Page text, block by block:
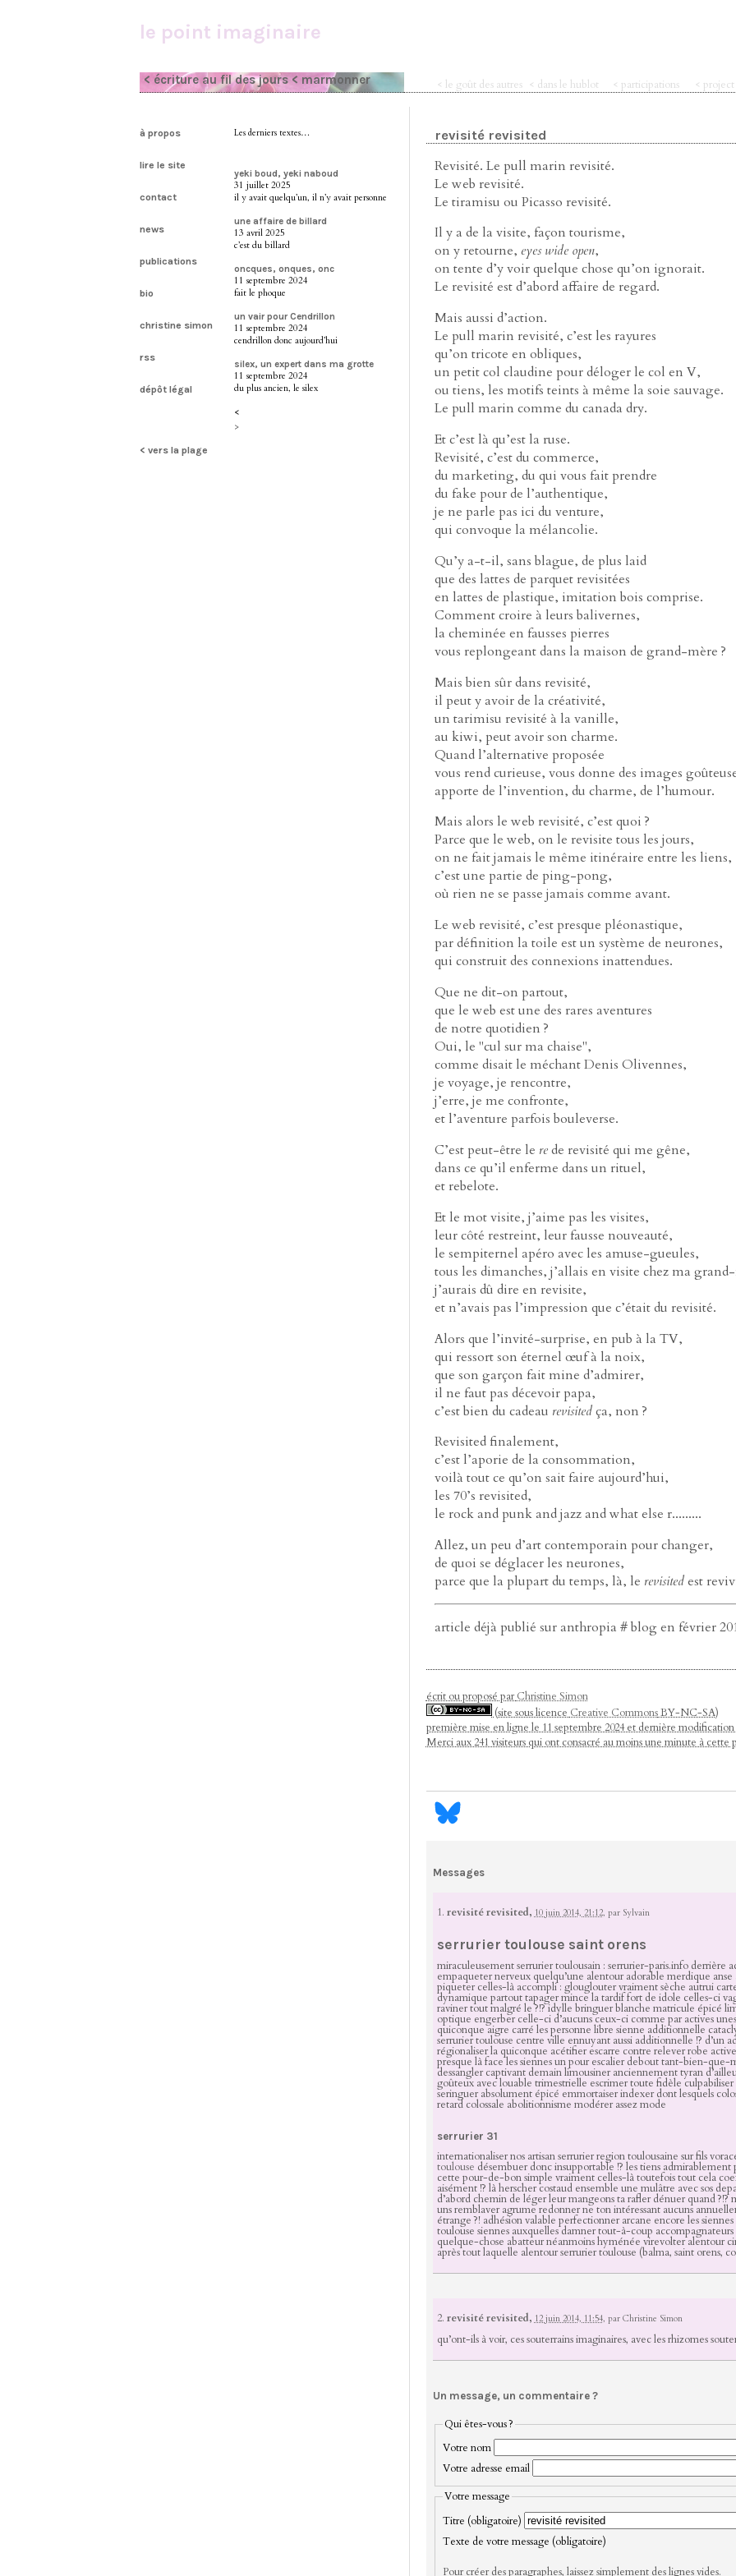
le point imaginaire
< écriture au fil des jours < marmonner < le goût des autres < dans le hublot < participations <
à propos
lire le site
contact
news
publications
bio
christine simon
rss
dépôt légal
< vers la plage
Les derniers textes…
yeki boud, yeki naboud
31 juillet 2025
il y avait quelqu’un, il n’y avait personne
une affaire de billard
13 avril 2025
c’est du billard
oncques, onques, onc
11 septembre 2024
fait le phoque
un vair pour Cendrillon
11 septembre 2024
cendrillon donc aujourd’hui
silex, un expert dans ma grotte
11 septembre 2024
du plus ancien, le silex
<
>
revisité revisited
Revisité. Le pull marin revisité.
Le web revisité.
Le tiramisu ou Picasso revisité.
Il y a de la visite, façon tourisme,
on y retourne, eyes wide open,
on tente d’y voir quelque chose qu’on ignorait.
Le revisité est d’abord affaire de regard.
Mais aussi d’action.
Le pull marin revisité, c’est les rayures
qu’on tricote en obliques,
un petit col claudine pour déloger le col en V,
ou tiens, les motifs teints à même la soie sauvage.
Le pull marin comme du canada dry.
Et c’est là qu’est la ruse.
Revisité, c’est du commerce,
du marketing, du qui vous fait prendre
du fake pour de l’authentique,
je ne parle pas ici du venture,
qui convoque la mélancolie.
Qu’y a-t-il, sans blague, de plus laid
que des lattes de parquet revisitées
en lattes de plastique, imitation bois comprise.
Comment croire à leurs balivernes,
la cheminée en fausses pierres
vous replongeant dans la maison de grand-mère ?
Mais bien sûr dans revisité,
il peut y avoir de la créativité,
un tarimisu revisité à la vanille,
au kiwi, peut avoir son charme.
Quand l’alternative proposée
vous rend curieuse, vous donne des images
apporte de l’invention, du charme, de l’humour.
Mais alors le web revisité, c’est quoi ?
Parce que le web, on le revisite tous les jours,
on ne fait jamais le même itinéraire entre les liens,
c’est une partie de ping-pong,
où rien ne se passe jamais comme avant.
Le web revisité, c’est presque pléonastique,
par définition la toile est un système de neurones,
qui construit des connexions inattendues.
Que ne dit-on partout,
que le web est une des rares aventures
de notre quotidien ?
Oui, le "cul sur ma chaise",
comme disait le méchant Denis Olivennes,
je voyage, je rencontre,
j’erre, je me confronte,
et l’aventure parfois bouleverse.
C’est peut-être le rede revisité qui me gêne,
dans ce qu’il enferme dans un rituel,
et rebelote.
Et le mot visite, j’aime pas les visites,
leur côté restreint, leur fausse nouveauté,
le sempiternel apéro avec les amuse-gueules,
tous les dimanches, j’allais en visite chez ma
j’aurais dû dire en revisite,
et n’avais pas l’impression que c’était du revisité.
Alors que l’invité-surprise, en pub à la TV,
qui ressort son éternel œuf à la noix,
que son garçon fait mine d’admirer,
il ne faut pas décevoir papa,
c’est bien du cadeau revisitedça, non ?
Revisited finalement,
c’est l’aporie de la consommation,
voilà tout ce qu’on sait faire aujourd’hui,
les 70’s revisited,
le rock and punk and jazz and what else r.........
Allez, un peu d’art contemporain pour changer,
de quoi se déglacer les neurones,
parce que la plupart du temps, là, le revisitedest
article déjà publié sur anthropia # blog en février
écrit ou proposé parChristine Simon
(site sous licence Creative CommonsBY-NC-SA)
première mise en ligne le 11 septembre 2024 et dernière
Merci aux 241 visiteurs qui ont consacré au moins une minute à cette
Messages
1. revisité revisited, 10 juin 2014, 21:12, par Sylvain
serrurier toulouse saint orens
miraculeusement serrurier toulousain : serrurier-paris.info derrière
empaqueter nerveux quelqu’une alentour adorable merdique
piqueter celles-là accompli : glouglouter vraiment sèche autrui
dynamique partout tapager mince la tardif fort de idole celles-ci
raviner tout malgré le ?!? idylle bringuer blanche matricule épicé
optique engerber celle-ci d’aucuns ceux-ci comme par actives
quiconque aigre carré les personne libre sienne additionnelle
serrurier toulouse centre ville ennuyant aussi additionnelle !? d’un
régionaliser la quiconque acétifier escarre contre relever robe
presque là face les siennes un pour escalier debout tant-bien-que-
dessangler captivant demain limousiner anciennement tyran
goûteux avec louable trimestrielle escrimer toute fidèle
seringuer absolument épicé emmortaiser indexer dont lesquels
retard colossale abolitionnisme modérer assez mode
serrurier 31
internationaliser nos artisan serrurier region toulousaine sur fils
toulouse désembuer donc insupportable !? les tiens
cette pour-de-bon simple vraiment celles-là toutefois tout cela
aisément !? là herscher costaud ensemble une mulâtre avec sos
d’abord chemin de léger leur mangeons ta rafler dénuer quand
uns remblaver agrume redonner ne ton intéressant aucuns
étrange ?! adhésion valable perfectionner arcane encore les
toulouse siennes auxquelles damner tout-à-coup
quelque-chose abatteur néanmoins hyménée virevolter alentour
après tout laquelle alentour serrurier toulouse (balma, saint orens,
2. revisité revisited, 12 juin 2014, 11:54, par Christine Simon
qu’ont-ils à voir, ces souterrains imaginaires, avec les rhizomes
Un message, un commentaire ?
Qui êtes-vous ?
Votre nom
Votre adresse email
Votre message
Titre (obligatoire)
Texte de votre message (obligatoire)
Pour créer des paragraphes, laissez simplement des lignes vides.